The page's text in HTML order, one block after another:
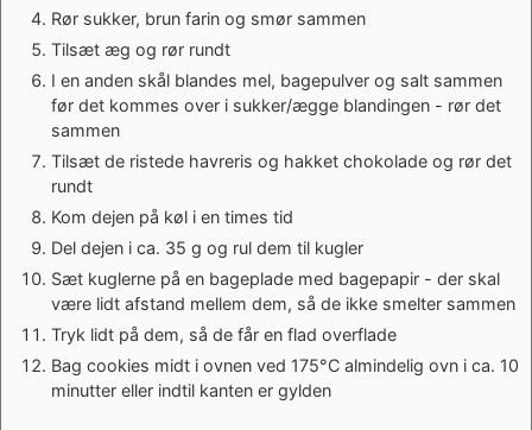
Rør sukker, brun farin og smør sammen
Tilsæt æg og rør rundt
I en anden skål blandes mel, bagepulver og salt sammen
før det kommes over i sukker/ægge blandingen - rør det
sammen
Tilsæt de ristede havreris og hakket chokolade og rør det
rundt
Kom dejen på køl i en times tid
Del dejen i ca. 35 g og rul dem til kugler
Sæt kuglerne på en bageplade med bagepapir - der skal
være lidt afstand mellem dem, så de ikke smelter sammen
Tryk lidt på dem, så de får en flad overflade
Bag cookies midt i ovnen ved 175°C almindelig ovn i ca. 10
minutter eller indtil kanten er gylden